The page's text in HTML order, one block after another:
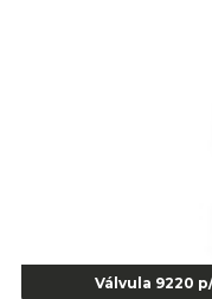
Adesivo Junta Motor 3M-
Super Bonder 05grs - Cod
Super Bonder 60
Agulha Escariadora
Agulha Escariadora/
Agulha Inserto Pneu s/
Agulha Inserto Pneu s/
Agulha Inserto Pneus s/
Agulha para Aplicação
Válvula 9220